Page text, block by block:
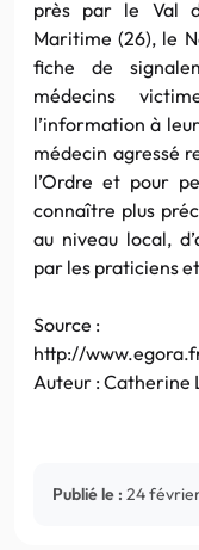
près par le Val
Maritime (26), le
fiche de
médecins
l’information à
médecin agressé
l’Ordre et pour
connaître plus
au niveau local,
par les praticiens
Source :
http://
Auteur : Catherine
Publié le : 24 février